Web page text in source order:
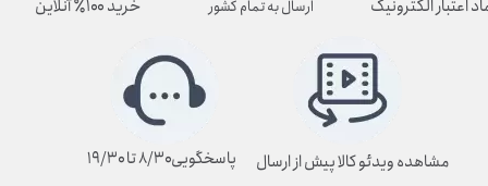
ارسال به تمام کشور
پاسخگویی۸/۳۰ تا ۱۹/۳۰
اعتبار الکترونیک خرید ۱۰۰٪ آنلاین
مشاهده ویدئو کالا پیش از ارسال